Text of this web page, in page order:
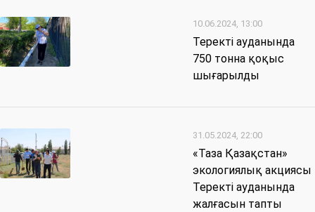
10.06.2024, 13:00
Теректі ауданында
750 тонна қоқыс
шығарылды
31.05.2024, 22:00
«Таза Қазақстан»
экологиялық акциясы
Теректі ауданында
жалғасын тапты